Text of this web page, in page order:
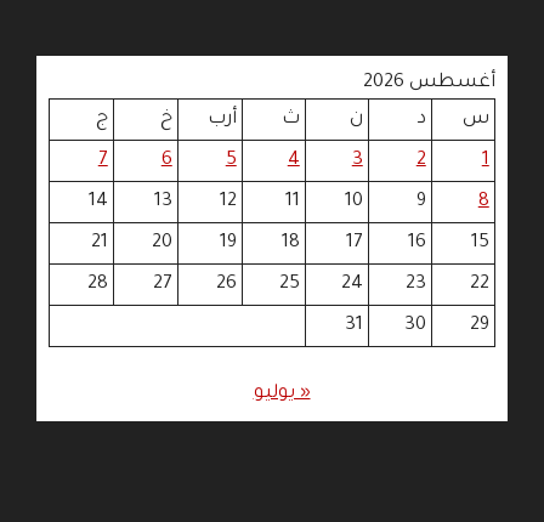
أغسطس 2026
س
د ن ث أرب خ
ج
1
2
3
4
5
6
7
8
9
10
11
12
13
14
15
16
17
18
19
20
21
22
23
24
25
26
27
28
29
30
31
« يوليو